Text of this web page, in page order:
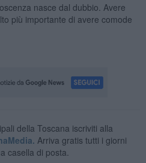
nasce dal dubbio. Avere
più importante di avere comode
della Toscana iscriviti alla
Arriva gratis tutti i giorni
casella di posta.